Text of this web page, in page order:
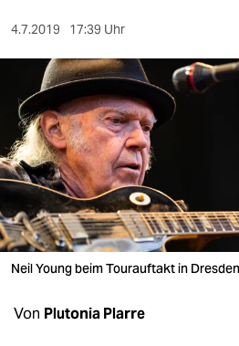
sport
berlin
nord
wahrheit
verlag
veranstaltungen
4.7.2019 17:39 Uhr
Neil Young beim Tourauftakt in Dresden
Von Plutonia Plarre